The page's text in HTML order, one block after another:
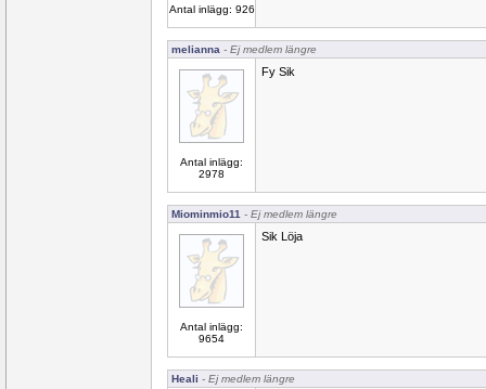
Antal inlägg: 926
melianna - Ej medlem längre
Antal inlägg:
2978
Fy Sik
Miominmio11 - Ej medlem längre
Antal inlägg:
9654
Sik Löja
Heali - Ej medlem längre